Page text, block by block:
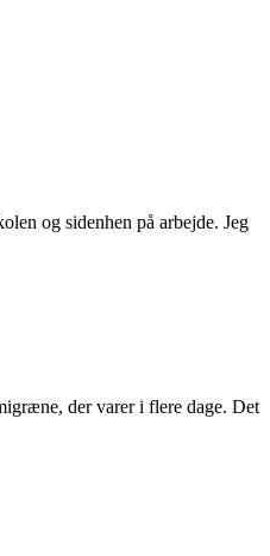
og sidenhen på arbejde. Jeg
der varer i flere dage. Det